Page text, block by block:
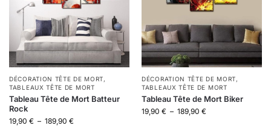
DÉCORATION TÊTE DE MORT,
TABLEAUX TÊTE DE MORT
Tableau Tête de Mort Batteur
Rock
19,90 € – 189,90 €
DÉCORATION TÊTE DE MORT,
TABLEAUX TÊTE DE MORT
Tableau Tête de Mort Biker
19,90 € – 189,90 €